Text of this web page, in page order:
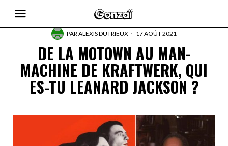
PARALEXIS DUTRIEUX 17 AOÛT 2021
DE LA MOTOWN AU MAN-
MACHINE DE KRAFTWERK, QUI
ES-TU LEANARD JACKSON ?